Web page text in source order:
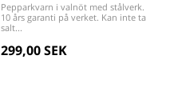
Pepparkvarn i valnöt med stålverk.
10 års garanti på verket. Kan inte ta
salt...
299,00 SEK